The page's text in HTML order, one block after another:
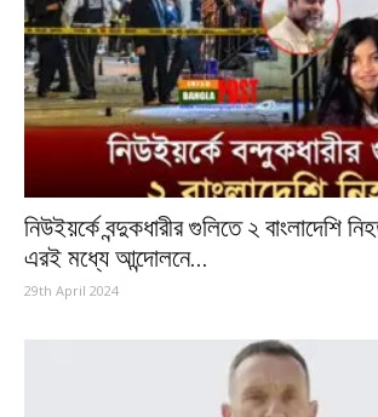
নিউইয়র্কে বন্দুকধারীর গুলিতে ২ বাংলাদেশি
এরই মধ্যে আন্দোলনে...
29th April 2024